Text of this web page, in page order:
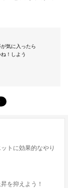
が気に入ったら
！しよう
トに効果的なやり
を抑えよう！